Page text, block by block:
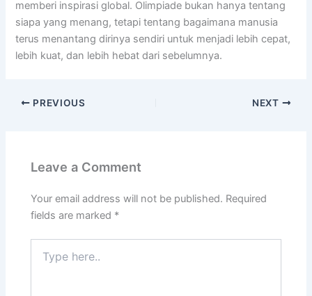
memberi inspirasi global. Olimpiade bukan hanya tentang
siapa yang menang, tetapi tentang bagaimana manusia
terus menantang dirinya sendiri untuk menjadi lebih cepat,
lebih kuat, dan lebih hebat dari sebelumnya.
PREVIOUS NEXT
Leave a Comment
Your email address will not be published. Required
fields are marked *
here..